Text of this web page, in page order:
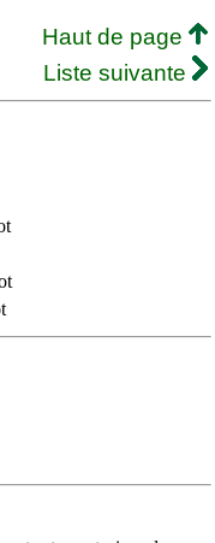
Haut de page
Liste suivante